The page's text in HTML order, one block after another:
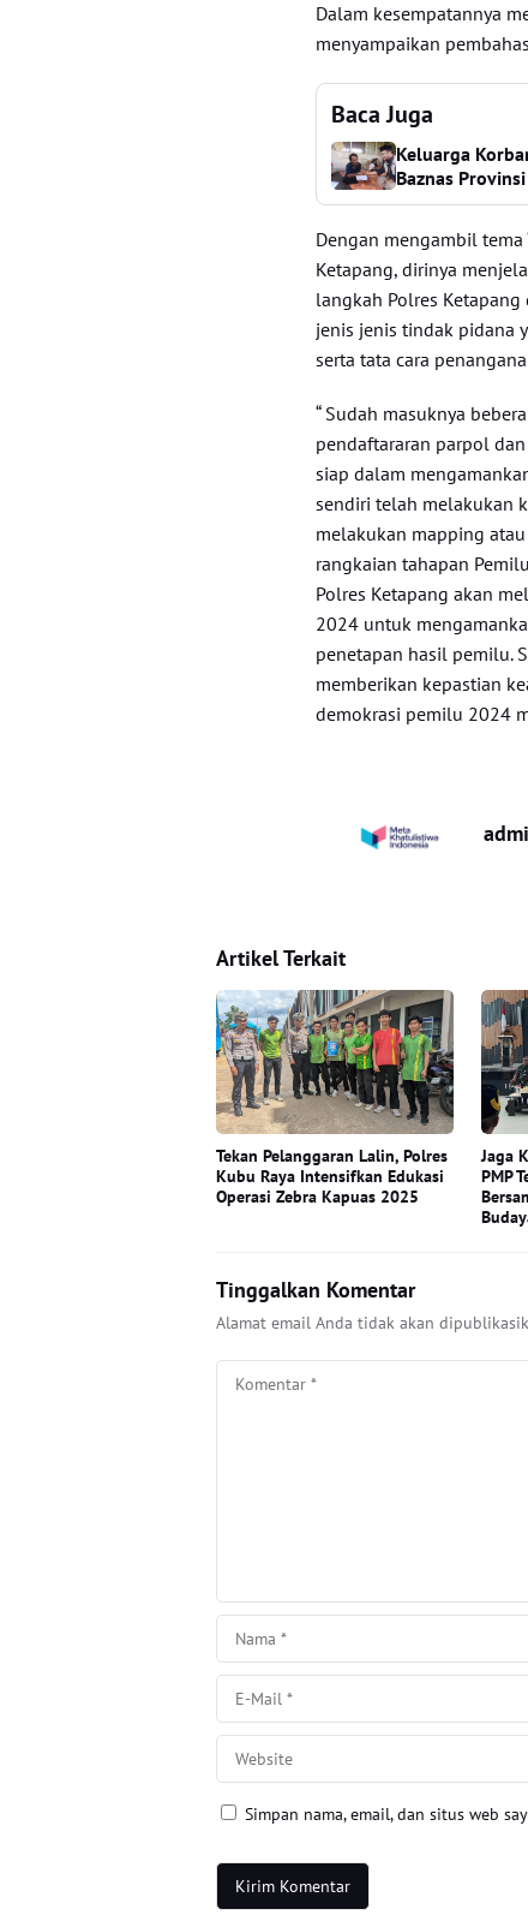
Dalam kesempatannya
menyampaikan
Baca Juga
Keluarga
Baznas
Dengan mengambil
Ketapang, dirinya
langkah Polres
jenis jenis tindak pidana
serta tata cara
“ Sudah masuknya
pendaftararan parpol
siap dalam
sendiri telah melakukan
melakukan mapping
rangkaian tahapan
Polres Ketapang akan
2024 untuk
penetapan hasil pemilu.
memberikan kepastian
demokrasi pemilu 2024
Artikel Terkait
Tekan Pelanggaran Lalin, Polres
Kubu Raya Intensifkan Edukasi
Operasi Zebra Kapuas 2025
Jaga
PMP
Tinggalkan Komentar
Alamat email Anda tidak akan
Simpan nama, email, dan situs web